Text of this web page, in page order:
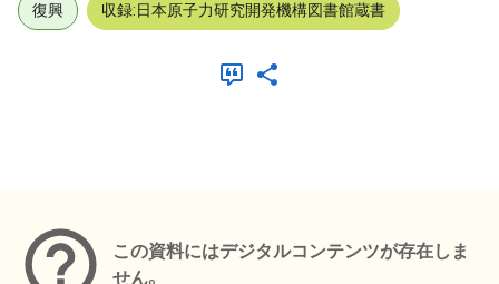
復興 収録:日本原子力研究開発機構図書館蔵書
この資料にはデジタルコンテンツが存在しま
せん。